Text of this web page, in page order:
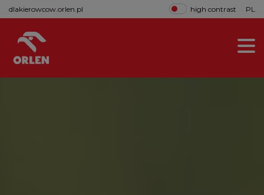
dlakierowcow.orlen.pl high contrast PL